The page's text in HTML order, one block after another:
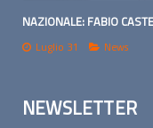
NAZIONALE: FABIO
Luglio 31 News
NEWSLETTER